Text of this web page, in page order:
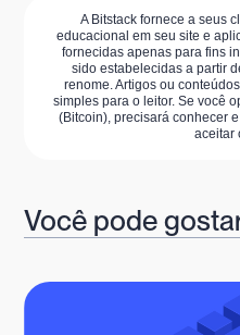
A Bitstack fornece a seus
educacional em seu site e
fornecidas apenas para fins
sido estabelecidas a partir
renome. Artigos ou
simples para o leitor. Se você
(Bitcoin), precisará conhecer
aceitar
Você pode